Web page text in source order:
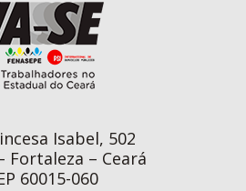
Isabel, 502
Fortaleza – Ceará
60015-060